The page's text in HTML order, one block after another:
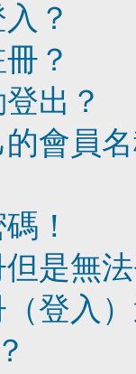
？
？
出？
會員
！
是無
登入